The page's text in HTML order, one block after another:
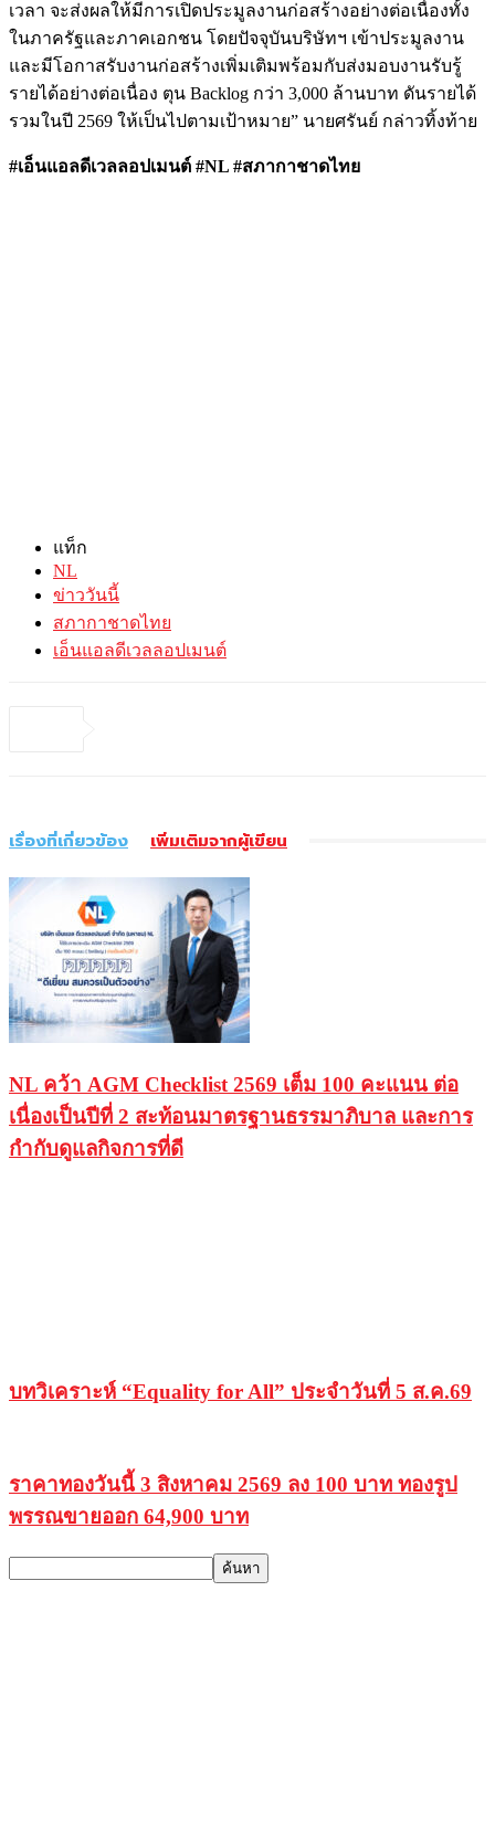
เวลา จะส่งผลให้มีการเปิดประมูลงานก่อสร้างอย่างต่อเนื่องทั้ง
ในภาครัฐและภาคเอกชน โดยปัจจุบันบริษัทฯ เข้าประมูลงาน
และมีโอกาสรับงานก่อสร้างเพิ่มเติมพร้อมกับส่งมอบงานรับรู้
รายได้อย่างต่อเนื่อง ตุน Backlog กว่า 3,000 ล้านบาท ดันรายได้
รวมในปี 2569 ให้เป็นไปตามเป้าหมาย” นายศรันย์ กล่าวทิ้งท้าย
#เอ็นแอลดีเวลลอปเมนต์ #NL #สภากาชาดไทย
แท็ก
NL
ข่าววันนี้
สภากาชาดไทย
เอ็นแอลดีเวลลอปเมนต์
เรื่องที่เกี่ยวข้อง เพิ่มเติมจากผู้เขียน
NL คว้า AGM Checklist 2569 เต็ม 100 คะแนน ต่อ
เนื่องเป็นปีที่ 2 สะท้อนมาตรฐานธรรมาภิบาล และการ
กำกับดูแลกิจการที่ดี
บทวิเคราะห์ “Equality for All” ประจำวันที่ 5 ส.ค.69
ราคาทองวันนี้ 3 สิงหาคม 2569 ลง 100 บาท ทองรูป
พรรณขายออก 64,900 บาท